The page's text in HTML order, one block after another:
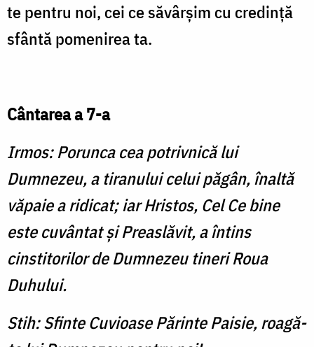
te pentru noi, cei ce săvârşim cu credinţă
sfântă pomenirea ta.
Cântarea a 7-a
Irmos: Porunca cea potrivnică lui
Dumnezeu, a tiranului celui păgân, înaltă
văpaie a ridicat; iar Hristos, Cel Ce bine
este cuvântat şi Preaslăvit, a întins
cinstitorilor de Dumnezeu tineri Roua
Duhului.
Stih: Sfinte Cuvioase Părinte Paisie, roagă-